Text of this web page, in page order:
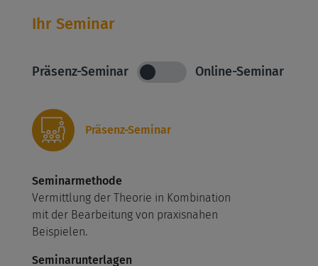
Ihr Seminar
Präsenz-Seminar Online-Seminar
Präsenz-Seminar
Seminarmethode
Vermittlung der Theorie in Kombination
mit der Bearbeitung von praxisnahen
Beispielen.
Seminarunterlagen